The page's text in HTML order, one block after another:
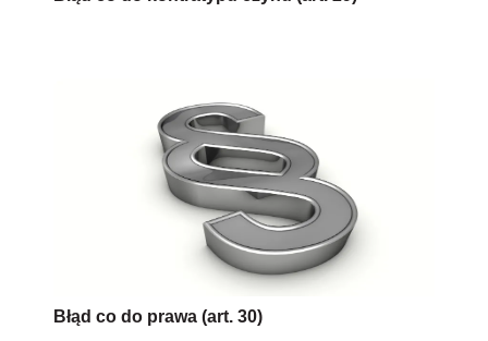
Błąd co do prawa (art. 30)